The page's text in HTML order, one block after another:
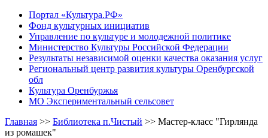
Портал «Культура.РФ»
Фонд культурных инициатив
Управление по культуре и молодежной политике
Министерство Культуры Российской Федерации
Результаты независимой оценки качества оказания услуг
Региональный центр развития культуры Оренбургской
обл
Культура Оренбуржья
МО Экспериментальный сельсовет
Главная >> Библиотека п.Чистый >> Мастер-класс "Гирлянда
из ромашек"